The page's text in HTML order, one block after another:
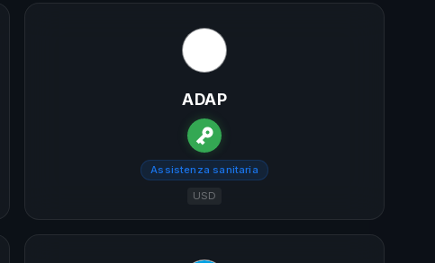
ADAP
Assistenza sanitaria
USD